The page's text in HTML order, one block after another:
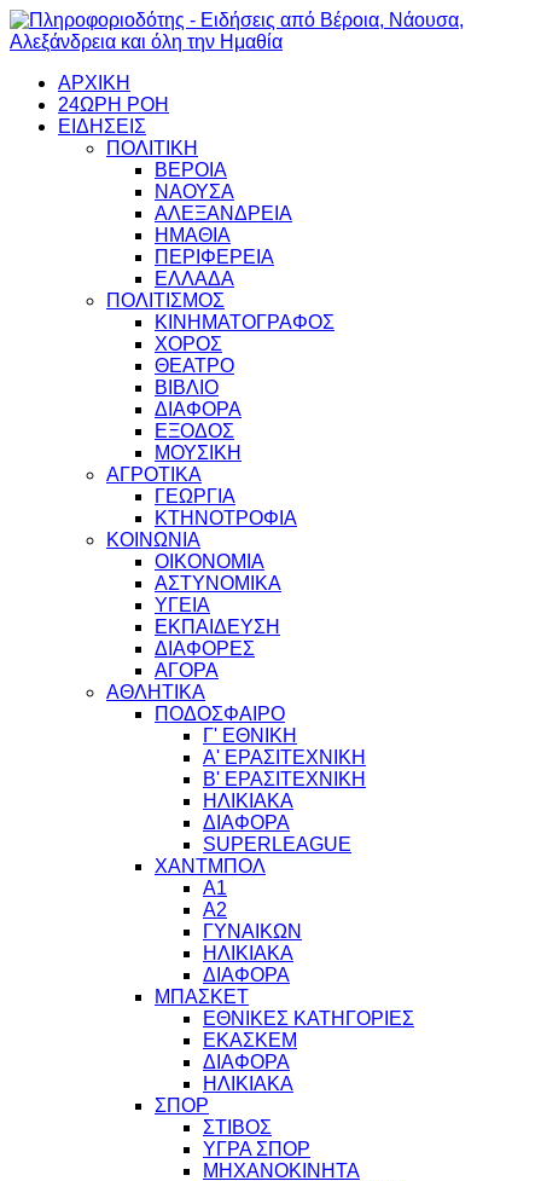
ΑΡΧΙΚΗ
24ΩΡΗ ΡΟΗ
ΕΙΔΗΣΕΙΣ
ΠΟΛΙΤΙΚΗ
ΒΕΡΟΙΑ
ΝΑΟΥΣΑ
ΑΛΕΞΑΝΔΡΕΙΑ
ΗΜΑΘΙΑ
ΠΕΡΙΦΕΡΕΙΑ
ΕΛΛΑΔΑ
ΠΟΛΙΤΙΣΜΟΣ
ΚΙΝΗΜΑΤΟΓΡΑΦΟΣ
ΧΟΡΟΣ
ΘΕΑΤΡΟ
ΒΙΒΛΙΟ
ΔΙΑΦΟΡΑ
ΕΞΟΔΟΣ
ΜΟΥΣΙΚΗ
ΑΓΡΟΤΙΚΑ
ΓΕΩΡΓΙΑ
ΚΤΗΝΟΤΡΟΦΙΑ
ΚΟΙΝΩΝΙΑ
ΟΙΚΟΝΟΜΙΑ
ΑΣΤΥΝΟΜΙΚΑ
ΥΓΕΙΑ
ΕΚΠΑΙΔΕΥΣΗ
ΔΙΑΦΟΡΕΣ
ΑΓΟΡΑ
ΑΘΛΗΤΙΚΑ
ΠΟΔΟΣΦΑΙΡΟ
Γ' ΕΘΝΙΚΗ
Α' ΕΡΑΣΙΤΕΧΝΙΚΗ
Β' ΕΡΑΣΙΤΕΧΝΙΚΗ
ΗΛΙΚΙΑΚΑ
ΔΙΑΦΟΡΑ
SUPERLEAGUE
ΧΑΝΤΜΠΟΛ
Α1
Α2
ΓΥΝΑΙΚΩΝ
ΗΛΙΚΙΑΚΑ
ΔΙΑΦΟΡΑ
ΜΠΑΣΚΕΤ
ΕΘΝΙΚΕΣ ΚΑΤΗΓΟΡΙΕΣ
ΕΚΑΣΚΕΜ
ΔΙΑΦΟΡΑ
ΗΛΙΚΙΑΚΑ
ΣΠΟΡ
ΣΤΙΒΟΣ
ΥΓΡΑ ΣΠΟΡ
ΜΗΧΑΝΟΚΙΝΗΤΑ